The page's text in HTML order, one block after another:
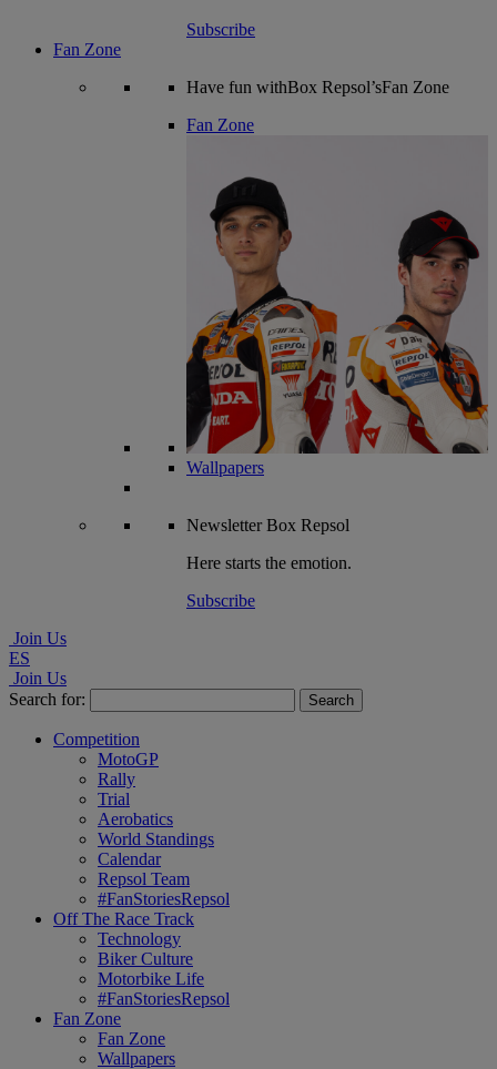
Subscribe
Fan Zone
Have fun withBox Repsol’sFan Zone
Fan Zone
Wallpapers
NewsletterBox Repsol
Here starts the emotion.
Subscribe
Join Us
ES
Join Us
Search for:
Competition
MotoGP
Rally
Trial
Aerobatics
World Standings
Calendar
Repsol Team
#FanStoriesRepsol
Off The Race Track
Technology
Biker Culture
Motorbike Life
#FanStoriesRepsol
Fan Zone
Fan Zone
Wallpapers